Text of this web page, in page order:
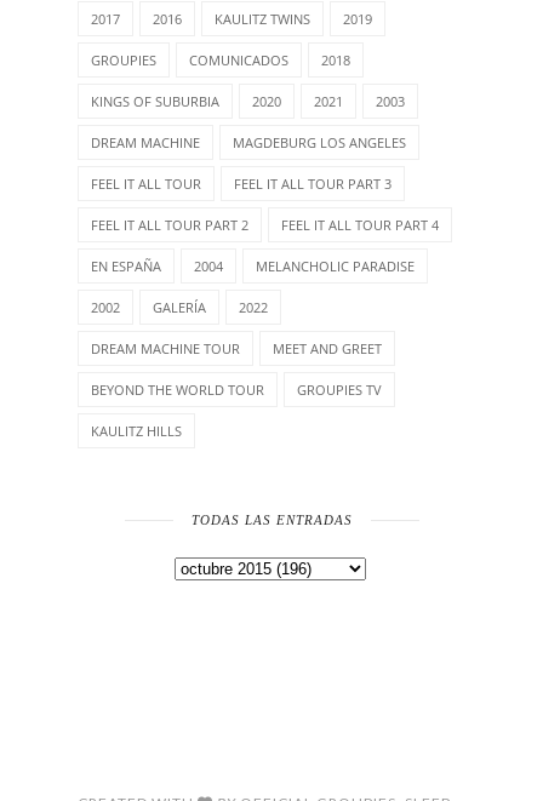
2017 2016 KAULITZ TWINS 2019
GROUPIES COMUNICADOS 2018
KINGS OF SUBURBIA 2020 2021 2003
DREAM MACHINE MAGDEBURG LOS ANGELES
FEEL IT ALL TOUR FEEL IT ALL TOUR PART 3
FEEL IT ALL TOUR PART 2 FEEL IT ALL TOUR PART 4
EN ESPAÑA 2004 MELANCHOLIC PARADISE
2002 GALERÍA 2022
DREAM MACHINE TOUR MEET AND GREET
BEYOND THE WORLD TOUR GROUPIES TV
KAULITZ HILLS
TODAS LAS ENTRADAS